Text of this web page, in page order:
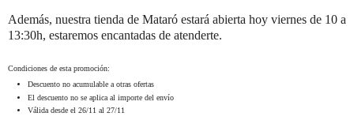
Además, nuestra tienda de Mataró estará abierta hoy viernes de 10 a
13:30h, estaremos encantadas de atenderte.
Condiciones de esta promoción:
Descuento no acumulable a otras ofertas
El descuento no se aplica al importe del envío
Válida desde el 26/11 al 27/11